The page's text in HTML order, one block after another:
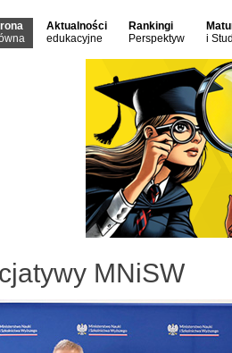
Aktualności
edukacyjne
Rankingi
Perspektyw
i
MNiSW